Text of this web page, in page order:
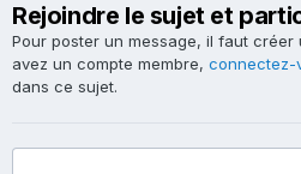
Rejoindre le sujet et
Pour poster un message, il faut créer
avez un compte membre, connectez-
dans ce sujet.